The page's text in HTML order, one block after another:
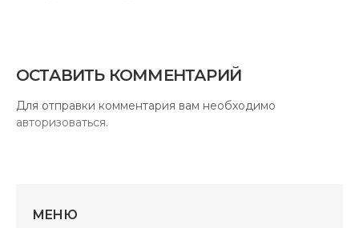
ОСТАВИТЬ КОММЕНТАРИЙ
Для отправки комментария вам необходимо
авторизоваться.
МЕНЮ